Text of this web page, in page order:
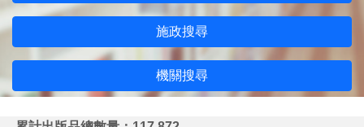
施政搜尋
機關搜尋